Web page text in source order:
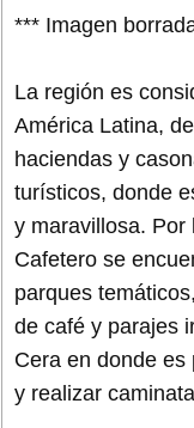
*** Imagen
La región es
América Latina,
haciendas y
turísticos, donde
y maravillosa. Por
Cafetero se
parques
de café y parajes
Cera en donde
y realizar